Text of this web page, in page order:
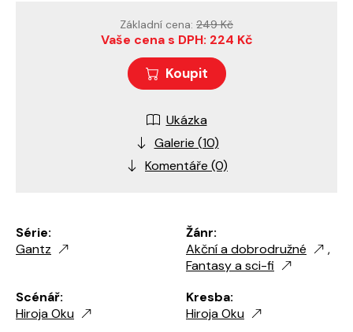
Série:
Gantz
Žánr:
Akční a dobrodružné
,
Fantasy a sci-fi
Scénář:
Hiroja Oku
Kresba:
Hiroja Oku
Základní cena: 249 Kč
Vaše cena s DPH: 224 Kč
Koupit
Ukázka
Galerie (10)
Komentáře (0)